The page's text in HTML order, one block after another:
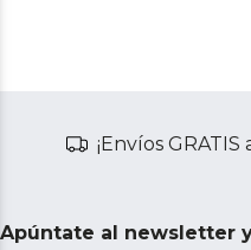
¡Envíos
Apúntate al newsletter